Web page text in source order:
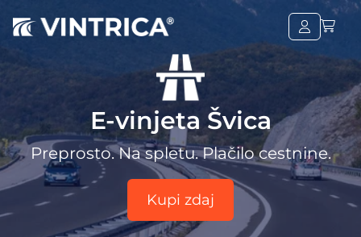
E-vinjeta Švica
Preprosto. Na spletu. Plačilo cestnine.
Kupi zdaj